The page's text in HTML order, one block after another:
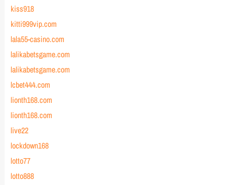
kiss918
kitti999vip.com
lala55-casino.com
lalikabetsgame.com
lalikabetsgame.com
lcbet444.com
lionth168.com
lionth168.com
live22
lockdown168
lotto77
lotto888